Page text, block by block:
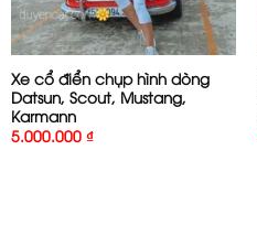
Xe cổ điển chụp hình dòng
Datsun, Scout, Mustang,
Karmann
5.000.000 ₫